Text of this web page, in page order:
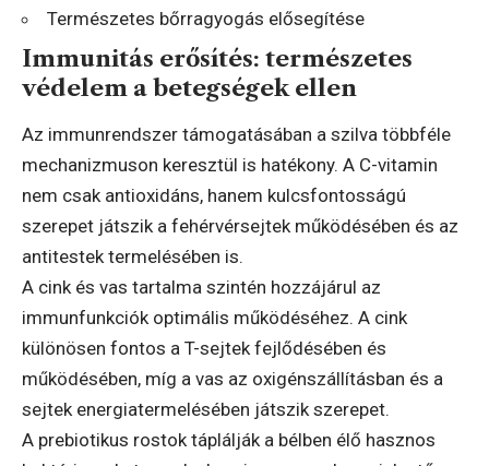
Természetes bőrragyogás elősegítése
Immunitás erősítés: természetes
védelem a betegségek ellen
Az immunrendszer támogatásában a szilva többféle
mechanizmuson keresztül is hatékony. A C-vitamin
nem csak antioxidáns, hanem kulcsfontosságú
szerepet játszik a fehérvérsejtek működésében és az
antitestek termelésében is.
A cink és vas tartalma szintén hozzájárul az
immunfunkciók optimális működéséhez. A cink
különösen fontos a T-sejtek fejlődésében és
működésében, míg a vas az oxigénszállításban és a
sejtek energiatermelésében játszik szerepet.
A prebiotikus rostok táplálják a bélben élő hasznos